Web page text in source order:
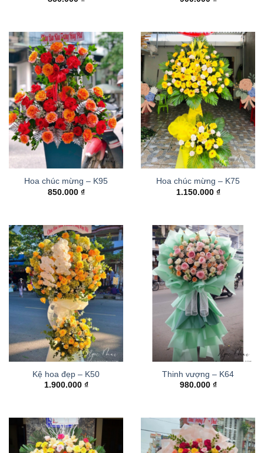
Hoa chúc mừng – K95
850.000 ₫
Hoa chúc mừng – K75
1.150.000 ₫
Kệ hoa đẹp – K50
1.900.000 ₫
Thinh vượng – K64
980.000 ₫